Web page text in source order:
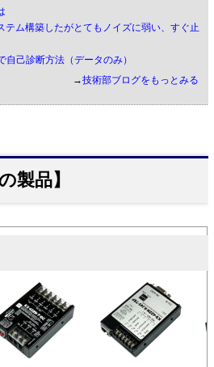
ム構築したがとてもノイズに弱い、すぐ止
己診断方法（データのみ）
→技術部ブログをもっとみる
製品】